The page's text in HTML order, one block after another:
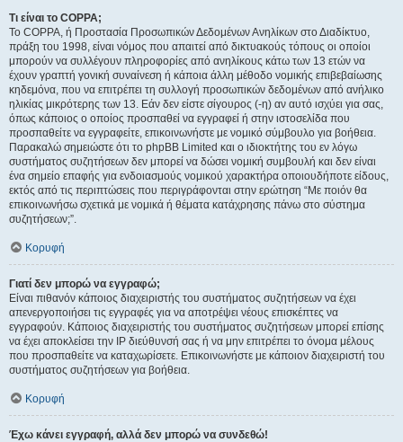
Τι είναι το COPPA;
Το COPPA, ή Προστασία Προσωπικών Δεδομένων Ανηλίκων στο Διαδίκτυο,
πράξη του 1998, είναι νόμος που απαιτεί από δικτυακούς τόπους οι οποίοι
μπορούν να συλλέγουν πληροφορίες από ανηλίκους κάτω των 13 ετών να
έχουν γραπτή γονική συναίνεση ή κάποια άλλη μέθοδο νομικής επιβεβαίωσης
κηδεμόνα, που να επιτρέπει τη συλλογή προσωπικών δεδομένων από ανήλικο
ηλικίας μικρότερης των 13. Εάν δεν είστε σίγουρος (-η) αν αυτό ισχύει για σας,
όπως κάποιος ο οποίος προσπαθεί να εγγραφεί ή στην ιστοσελίδα που
προσπαθείτε να εγγραφείτε, επικοινωνήστε με νομικό σύμβουλο για βοήθεια.
Παρακαλώ σημειώστε ότι το phpBB Limited και ο ιδιοκτήτης του εν λόγω
συστήματος συζητήσεων δεν μπορεί να δώσει νομική συμβουλή και δεν είναι
ένα σημείο επαφής για ενδοιασμούς νομικού χαρακτήρα οποιουδήποτε είδους,
εκτός από τις περιπτώσεις που περιγράφονται στην ερώτηση “Με ποιόν θα
επικοινωνήσω σχετικά με νομικά ή θέματα κατάχρησης πάνω στο σύστημα
συζητήσεων;”.
Κορυφή
Γιατί δεν μπορώ να εγγραφώ;
Είναι πιθανόν κάποιος διαχειριστής του συστήματος συζητήσεων να έχει
απενεργοποιήσει τις εγγραφές για να αποτρέψει νέους επισκέπτες να
εγγραφούν. Κάποιος διαχειριστής του συστήματος συζητήσεων μπορεί επίσης
να έχει αποκλείσει την IP διεύθυνσή σας ή να μην επιτρέπει το όνομα μέλους
που προσπαθείτε να καταχωρίσετε. Επικοινωνήστε με κάποιον διαχειριστή του
συστήματος συζητήσεων για βοήθεια.
Κορυφή
Έχω κάνει εγγραφή, αλλά δεν μπορώ να συνδεθώ!